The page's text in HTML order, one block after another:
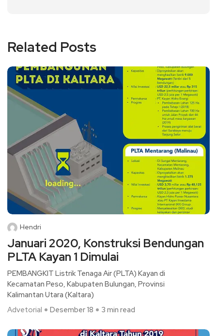
Related Posts
Hendri
Januari 2020, Konstruksi Bendungan
PLTA Kayan 1 Dimulai
PEMBANGKIT Listrik Tenaga Air (PLTA) Kayan di
Kecamatan Peso, Kabupaten Bulungan, Provinsi
Kalimantan Utara (Kaltara)
Advetorial
Desember 18 3 min read